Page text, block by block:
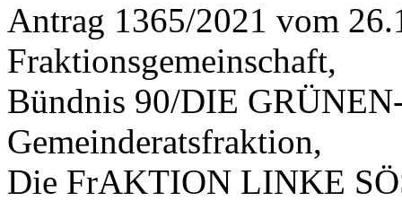
Antrag 1365/2021 vom
Fraktionsgemeinschaft,
Bündnis 90/DIE
Gemeinderatsfraktion,
Die FrAKTION LINKE